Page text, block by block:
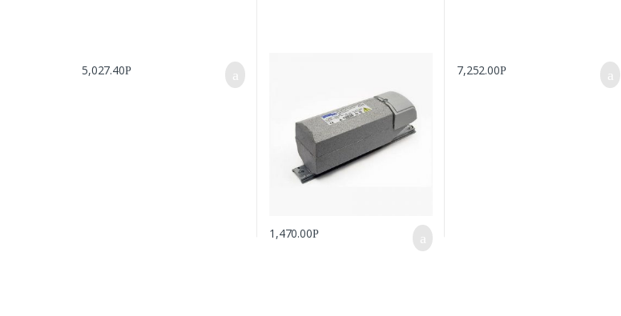
5,027.40Р
1,470.00Р
7,252.00Р